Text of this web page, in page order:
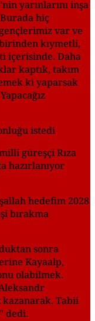
yarınlarını inşa
hiç
var ve
kıymetli,
içerisinde. Daha
kaptık, takım
ki yaparsak
istedi
güreşçi Rıza
hazırlanıyor
hedefim 2028
bırakma
sonra
Kayaalp,
olabilmek.
Tabii
dedi.